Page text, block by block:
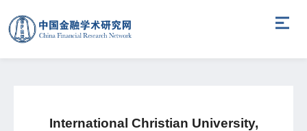
International Christian University,